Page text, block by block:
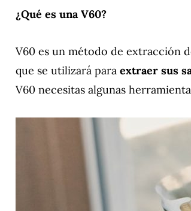
¿Qué es una V60?
V60 es un método de extracción
que se utilizará para extraer sus
V60 necesitas algunas